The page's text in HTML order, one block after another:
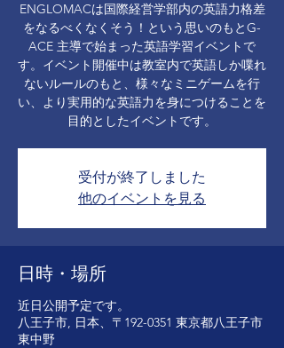
ENGLOMACは国際経営学部内の英語力格差
をなるべくなくそう！という思いのもとG-
ACE 主導で始まった英語学習イベントで
す。イベント開催中は教室内で英語しか喋れ
ないルールのもと、様々なミニゲームを行
い、より実用的な英語力を身につけることを
目的としたイベントです。
受付が終了しました
他のイベントを見る
日時・場所
近日公開予定です。
八王子市, 日本、〒192-0351 東京都八王子市
東中野